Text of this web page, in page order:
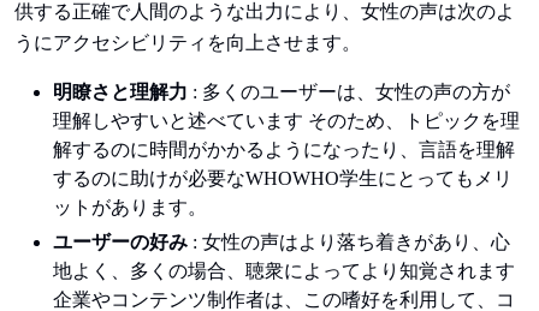
供する正確で人間のような出力により、女性の声は次のよ
うにアクセシビリティを向上させます。
明瞭さと理解力 : 多くのユーザーは、女性の声の方が
理解しやすいと述べています そのため、トピックを理
解するのに時間がかかるようになったり、言語を理解
するのに助けが必要なWHOWHO学生にとってもメリ
ットがあります。
ユーザーの好み : 女性の声はより落ち着きがあり、心
地よく、多くの場合、聴衆によってより知覚されます
企業やコンテンツ制作者は、この嗜好を利用して、コ